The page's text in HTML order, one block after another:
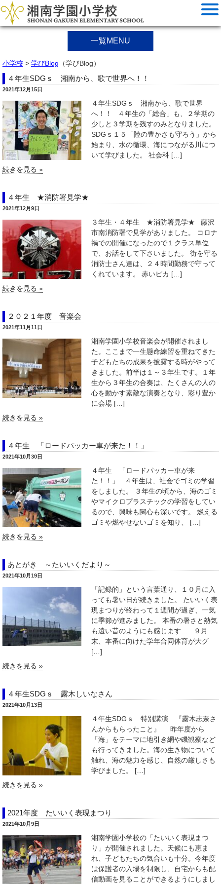
一覧MENU
小学校 > 学びBlog （学びBlog）
４年生SDGｓ 湘南から、歌で世界へ！！
2021年12月15日
４年生SDGｓ 湘南から、歌で世界
へ！！ ４年生の「総合」も、２学期の
少しと３学期を残すのみとなりました。
SDGｓ１５「陸の豊かさも守ろう」から
始まり、水の循環、海につながる川につ
いて学びました。 社会科 […]
続きを見る »
４年生 ★消防署見学★
2021年12月9日
３年生・４年生 ★消防署見学★ 藤沢
市南消防署で見学がありました。 コロナ
禍での開催になったので１クラス単位
で、お話をして下さいました。 街を守る
消防士さん達は、２４時間勤務で守って
くれています。 赤いピカ […]
続きを見る »
２０２１年度 音楽会
2021年11月11日
湘南学園小学校音楽会が開催されまし
た。ここまで一生懸命練習を重ねてきた
子どもたちの成果を披露する時がやって
きました。前半は１～３年生です。１年
生から３年生の合奏は、たくさんの人の
心を動かす素敵な演奏となり、彩り豊か
に会場 […]
続きを見る »
４年生 「ロードパッカー車が来た！！」
2021年10月30日
４年生 「ロードパッカー車が来
た！！」 ４年生は、社会でゴミの学習
をしました。 ３年生の頃から、海のゴミ
やマイクロプラスチックの学習をしてい
るので、興味も関心も深いです。 燃える
ゴミや燃やせないゴミを知り、 […]
続きを見る »
あとがき ～たいいくだより～
2021年10月19日
「記録的」という言葉通り、１０月に入
っても暑い日が続きました。 たいいく表
現まつりが終わって１週間が過ぎ、一気
に季節が進みました。 本番の暑さと熱気
も遠い昔のようにも感じます… ９月
末、本番に向けた学年合同体育が大グ
[…]
続きを見る »
４年生SDGｓ 露木しいなさん
2021年10月13日
４年生SDGｓ 特別講演 『露木志奈さ
んからもらったこと』 昨年度から
「海」をテーマに地引き網や磯観察など
も行ってきました。海の生き物について
触れ、海の魅力を感じ、自然の厳しさも
学びました。 […]
続きを見る »
2021年度 たいいく表現まつり
2021年10月9日
湘南学園小学校の「たいいく表現まつ
り」が開催されました。天候にも恵ま
れ、子どもたちの気合いも十分。今年度
は保護者の入場を制限し、自宅からも配
信動画を見ることができるようにしまし